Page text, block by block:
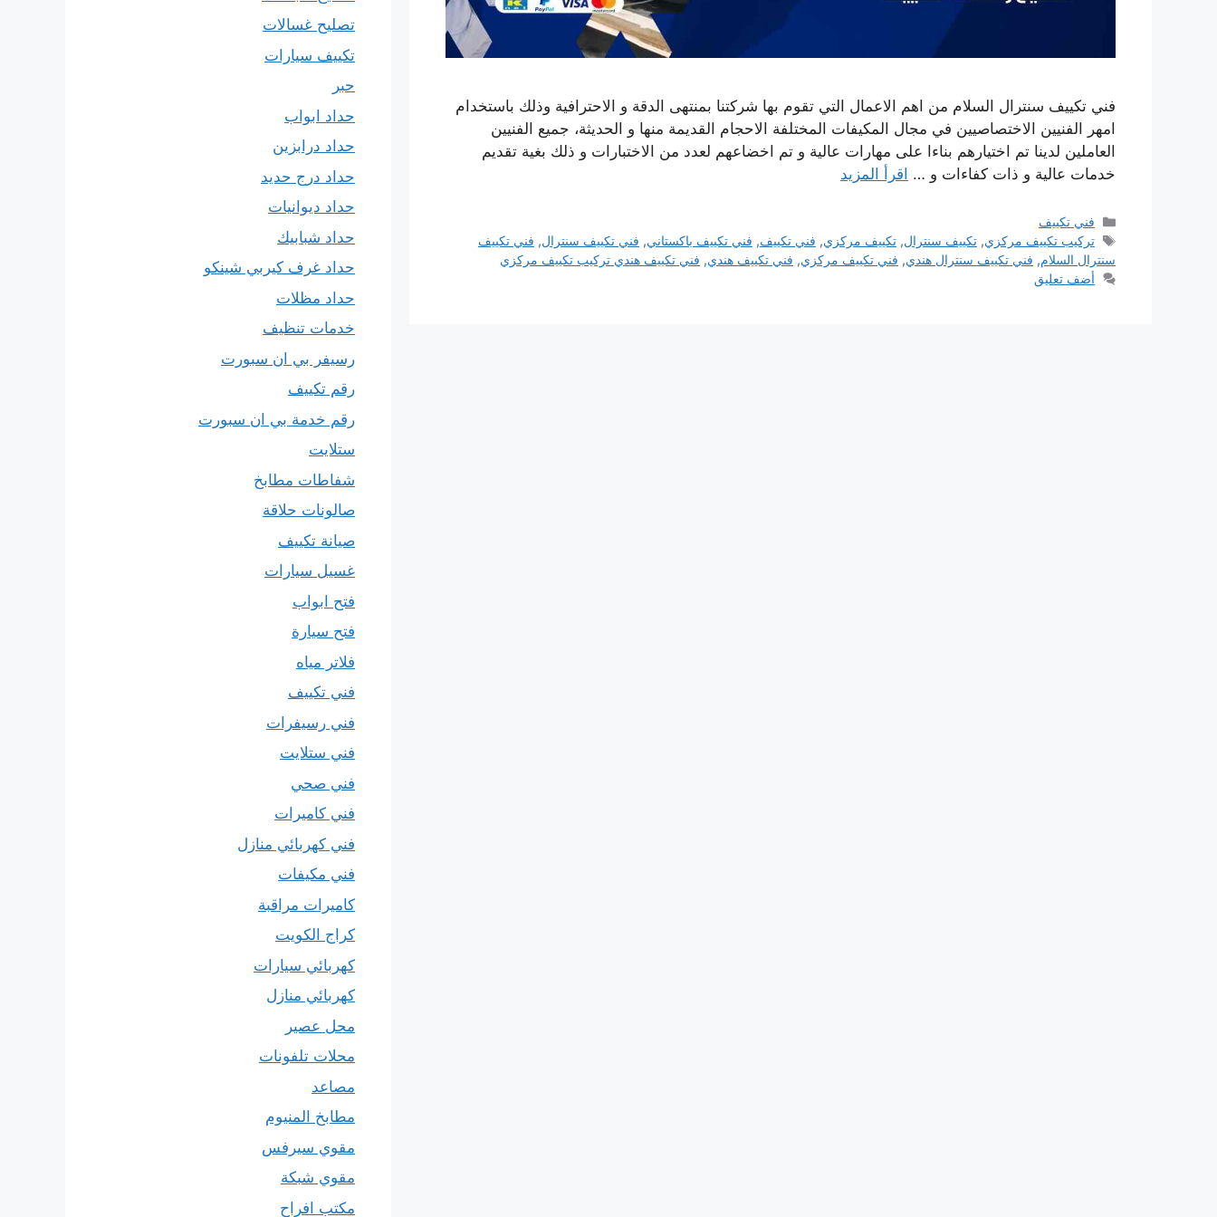
فني تكييف سنترال السلام من اهم الاعمال التي تقوم بها شركتنا بمنتهى الدقة و الاحترافية وذلك باستخدام
امهر الفنيين الاختصاصيين في مجال المكيفات المختلفة الاحجام القديمة منها و الحديثة، جميع الفنيين
العاملين لدينا تم اختيارهم بناءا على مهارات عالية و تم اخضاعهم لعدد من الاختبارات و ذلك بغية تقديم
خدمات عالية و ذات كفاءات و … اقرأ المزيد
التصنيفات
فني تكييف
الوسوم
تركيب تكييف مركزي,تكييف سنترال,تكييف مركزي, فني تكييف, فني تكييف باكستاني, فني تكييف سنترال, فني تكييف
سنترال السلام, فني تكييف سنترال هندي, فني تكييف مركزي, فني تكييف هندي, فني تكييف هندي تركيب تكييف مركزي
أضف تعليق
تصليح غسالات
تكييف سيارات
حبر
حداد ابواب
حداد درابزين
حداد درج حديد
حداد ديوانيات
حداد شبابيك
حداد غرف كيربي شينكو
حداد مظلات
خدمات تنظيف
رسيفر بي ان سبورت
رقم تكييف
رقم خدمة بي ان سبورت
ستلايت
شفاطات مطابخ
صالونات حلاقة
صيانة تكييف
غسيل سيارات
فتح ابواب
فتح سيارة
فلاتر مياه
فني تكييف
فني رسيفرات
فني ستلايت
فني صحي
فني كاميرات
فني كهربائي منازل
فني مكيفات
كاميرات مراقبة
كراج الكويت
كهربائي سيارات
كهربائي منازل
محل عصير
محلات تلفونات
مصاعد
مطابخ المنيوم
مقوي سيرفس
مقوي شبكة
مكتب افراح